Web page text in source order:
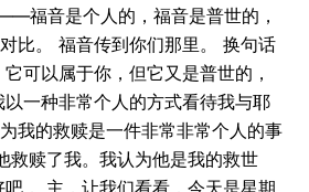
福音是个人的，福音是普世的，
比。 福音传到你们那里。 换句话
可以属于你，但它又是普世的，
一种非常个人的方式看待我与耶
我的救赎是一件非常非常个人的事
救赎了我。我认为他是我的救世